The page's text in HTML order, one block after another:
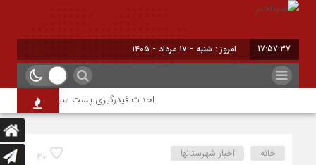
17:57:37 امروز : شنبه - ۱۷ مرداد - ۱۴۰۵
احداث فیدرگیری پست سیار شهرک رازی؛
30 خانه اخبار شهرستانها